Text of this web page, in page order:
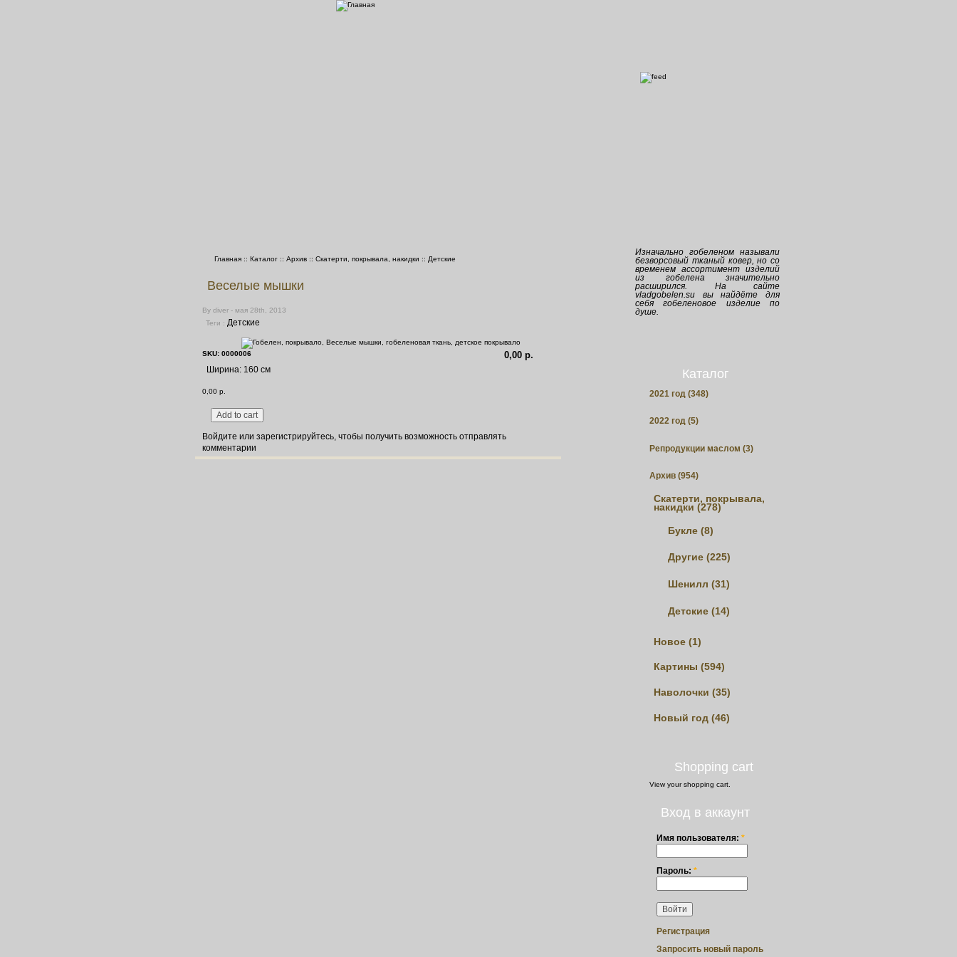
Главная :: Каталог :: Архив :: Скатерти, покрывала, накидки :: Детские
Веселые мышки
By diver - мая 28th, 2013
Теги : Детские
0,00 р.
SKU: 0000006
Ширина: 160 см
0,00 р.
Войдите или зарегистрируйтесь, чтобы получить возможность отправлять
комментарии
Изначально гобеленом называли
безворсовый тканый ковер, но со
временем ассортимент изделий
из гобеленазначительно
расширился. На сайте
vladgobelen.su вы найдёте для
себягобеленовое изделие по
душе.
Каталог
2021 год (348)
2022 год (5)
Репродукции маслом (3)
Архив (954)
Скатерти, покрывала,
накидки (278)
Букле (8)
Другие (225)
Шенилл (31)
Детские (14)
Новое (1)
Картины (594)
Наволочки (35)
Новый год (46)
Shopping cart
View your shopping cart.
Вход в аккаунт
Имя пользователя: *
Пароль: *
Регистрация
Запросить новый пароль